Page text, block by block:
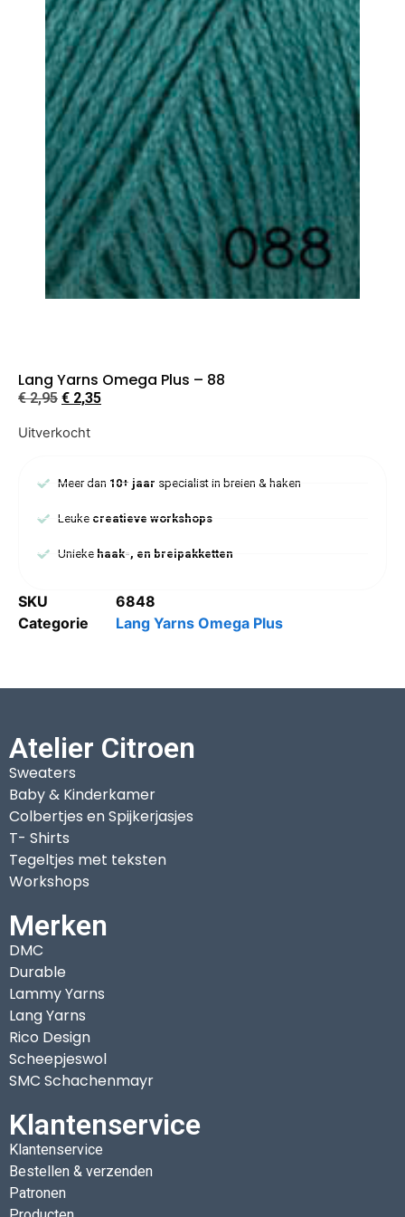
Lang Yarns Omega Plus – 88
€2,95 € 2,35
Uitverkocht
Meer dan 10+ jaar specialist in breien & haken
Leuke creatieve workshops
Uniekehaak-, en breipakketten
SKU
6848
Categorie
Lang Yarns Omega Plus
Atelier Citroen
Sweaters
Baby & Kinderkamer
Colbertjes en Spijkerjasjes
T- Shirts
Tegeltjes met teksten
Workshops
Merken
DMC
Durable
Lammy Yarns
Lang Yarns
Rico Design
Scheepjeswol
SMC Schachenmayr
Klantenservice
Klantenservice
Bestellen & verzenden
Patronen